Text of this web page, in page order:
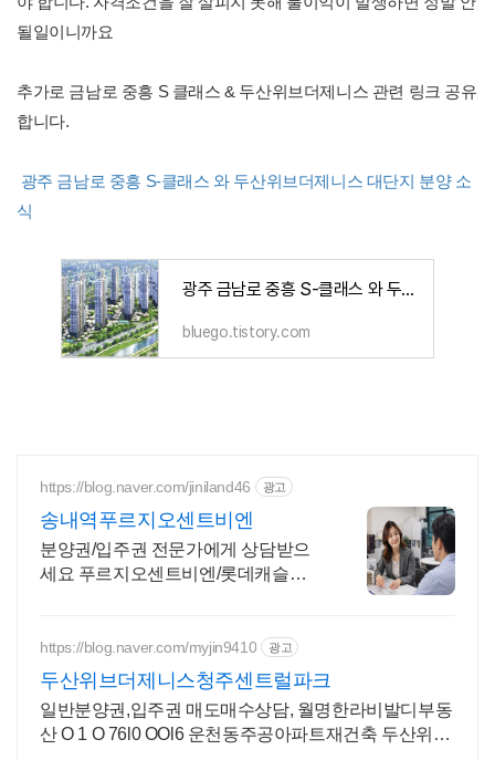
될일이니까요
추가로 금남로 중흥 S 클래스 & 두산위브더제니스 관련 링크 공유
합니다.
광주 금남로 중흥 S-클래스 와 두산위브더제니스 대단지 분양 소
식
광주 금남로 중흥 S-클래스 와 두산위브더제니스 대단지 분양 소식
bluego.tistory.com
https://blog.naver.com/jiniland46 광고
송내역푸르지오센트비엔
분양권/입주권 전문가에게 상담받으
세요 푸르지오센트비엔/롯데캐슬소
https://blog.naver.com/myjin9410 광고
두산위브더제니스청주센트럴파크
일반분양권,입주권 매도매수상담, 월명한라비발디부동
산 O 1 O 76l0 OOl6 운천동주공아파트재건축 두산위브